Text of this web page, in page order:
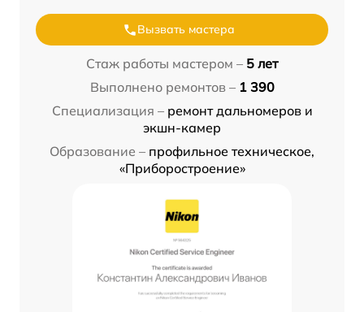
Вызвать мастера
Стаж работы мастером – 5 лет
Выполнено ремонтов – 1 390
Специализация – ремонт дальномеров и
экшн-камер
Образование – профильное техническое,
«Приборостроение»